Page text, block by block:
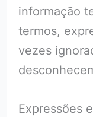
informação
termos,
vezes
Expressões